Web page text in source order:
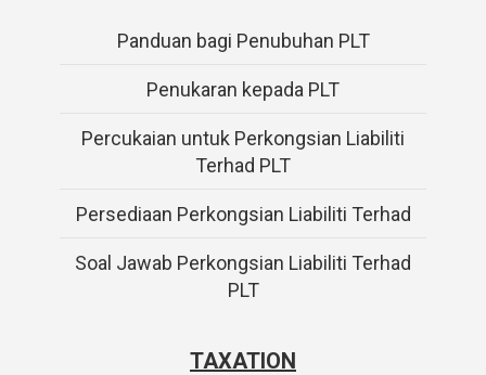
Panduan bagi Penubuhan PLT
Penukaran kepada PLT
Percukaian untuk Perkongsian Liabiliti
Terhad PLT
Persediaan Perkongsian Liabiliti Terhad
Soal Jawab Perkongsian Liabiliti Terhad
PLT
TAXATION